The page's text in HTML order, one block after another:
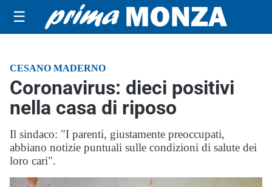
☰
CESANO MADERNO
Coronavirus: dieci positivi
nella casa di riposo
Il sindaco: "I parenti, giustamente preoccupati,
abbiano notizie puntuali sulle condizioni di salute dei
loro cari".